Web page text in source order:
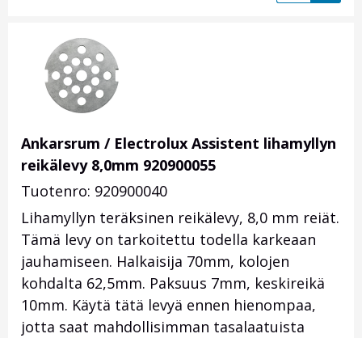
Ankarsrum / Electrolux Assistent lihamyllyn
reikälevy 8,0mm 920900055
Tuotenro: 920900040
Lihamyllyn teräksinen reikälevy, 8,0 mm reiät.
Tämä levy on tarkoitettu todella karkeaan
jauhamiseen. Halkaisija 70mm, kolojen
kohdalta 62,5mm. Paksuus 7mm, keskireikä
10mm. Käytä tätä levyä ennen hienompaa,
jotta saat mahdollisimman tasalaatuista